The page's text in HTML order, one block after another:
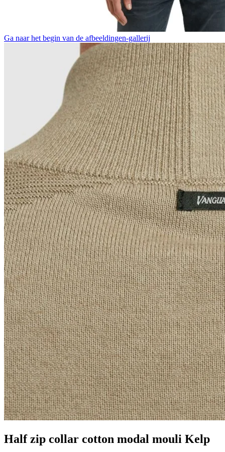
Ga naar het begin van de afbeeldingen-gallerij
Half zip collar cotton modal mouli Kelp